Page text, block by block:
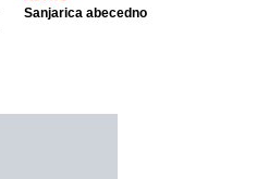
Sanjarica abecedno